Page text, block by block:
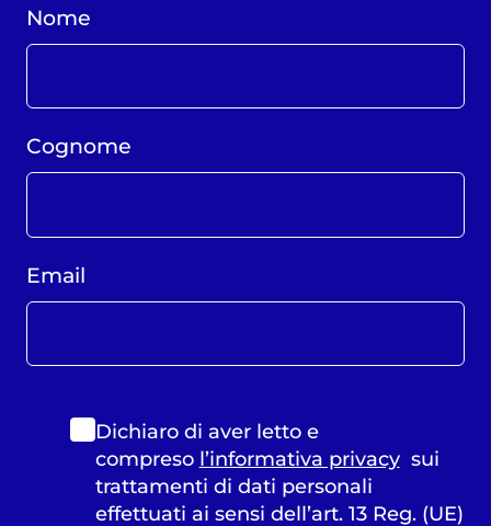
Nome
Cognome
Email
Dichiaro di aver letto e
compreso l’informativa privacysui
trattamenti di dati personali
effettuati ai sensi dell’art. 13 Reg. (UE)